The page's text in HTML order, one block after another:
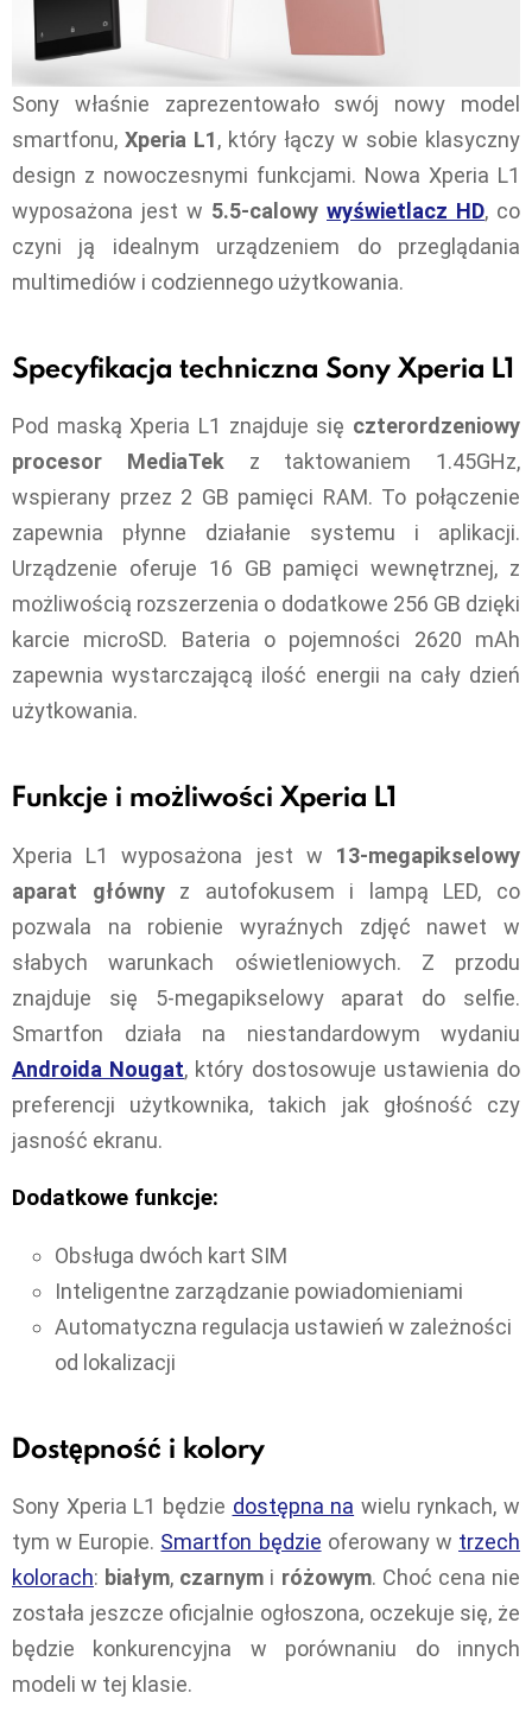
Sony właśnie zaprezentowało swój nowy model
smartfonu, Xperia L1, który łączy w sobie klasyczny
design z nowoczesnymi funkcjami. Nowa Xperia L1
wyposażona jest w 5.5-calowy wyświetlacz HD, co
czyni ją idealnym urządzeniem do przeglądania
multimediów i codziennego użytkowania.
Specyfikacja techniczna Sony Xperia L1
Pod maską Xperia L1 znajduje się czterordzeniowy
procesor MediaTek z taktowaniem 1.45GHz,
wspierany przez 2 GB pamięci RAM. To połączenie
zapewnia płynne działanie systemu i aplikacji.
Urządzenie oferuje 16 GB pamięci wewnętrznej, z
możliwością rozszerzenia o dodatkowe 256 GB dzięki
karcie microSD. Bateria o pojemności 2620 mAh
zapewnia wystarczającą ilość energii na cały dzień
użytkowania.
Funkcje i możliwości Xperia L1
Xperia L1 wyposażona jest w 13-megapikselowy
aparat głównyz autofokusem i lampą LED, co
pozwala na robienie wyraźnych zdjęć nawet w
słabych warunkach oświetleniowych. Z przodu
znajduje się 5-megapikselowy aparat do selfie.
Smartfon działa na niestandardowym wydaniu
Androida Nougat, który dostosowuje ustawienia do
preferencji użytkownika, takich jak głośność czy
jasność ekranu.
Dodatkowe funkcje:
Obsługa dwóch kart SIM
Inteligentne zarządzanie powiadomieniami
Automatyczna regulacja ustawień w zależności
od lokalizacji
Dostępność i kolory
Sony Xperia L1 będzie dostępna na wielu rynkach, w
tym w Europie. Smartfon będzie oferowany w trzech
kolorach: białym, czarnym i różowym. Choć cena nie
została jeszcze oficjalnie ogłoszona, oczekuje się, że
będzie konkurencyjna w porównaniu do innych
modeli w tej klasie.